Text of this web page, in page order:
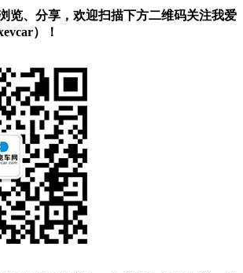
览、分享，欢迎扫描下方二维码关注我爱
）！